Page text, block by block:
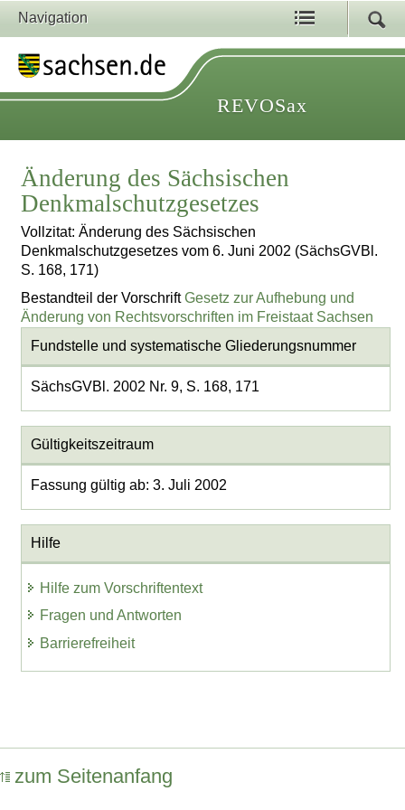
Navigation
REVOSax
Änderung des Sächsischen
Denkmalschutzgesetzes
Vollzitat: Änderung des Sächsischen
Denkmalschutzgesetzes vom 6. Juni 2002 (SächsGVBl.
S. 168, 171)
Bestandteil der VorschriftGesetz zur Aufhebung und
Änderung von Rechtsvorschriften im Freistaat Sachsen
Fundstelle und systematische Gliederungsnummer
SächsGVBl. 2002 Nr. 9, S. 168, 171
Gültigkeitszeitraum
Fassung gültig ab: 3. Juli 2002
Hilfe
Hilfe zum Vorschriftentext
Fragen und Antworten
Barrierefreiheit
zum Seitenanfang